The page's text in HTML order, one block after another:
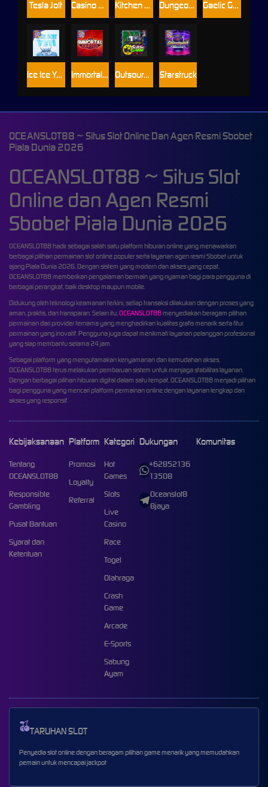
Casino Win Spin
Starstruck
Immortal Fruits
Tesla Jolt Dungeon Quest
Outsourced: Slash Game
Gaelic Gold
Kitchen Drama: Sushi Mania
Ice Ice Yeti
OCEANSLOT88 ~ Situs Slot Online Dan Agen Resmi Sbobet
Piala Dunia 2026
OCEANSLOT88 ~ Situs Slot
Online dan Agen Resmi
Sbobet Piala Dunia 2026
OCEANSLOT88 hadir sebagai salah satu platform hiburan online yang menawarkan
berbagai pilihan permainan slot online populer serta layanan agen resmi Sbobet untuk
ajang Piala Dunia 2026. Dengan sistem yang modern dan akses yang cepat,
OCEANSLOT88 memberikan pengalaman bermain yang nyaman bagi para pengguna di
berbagai perangkat, baik desktop maupun mobile.
Didukung oleh teknologi keamanan terkini, setiap transaksi dilakukan dengan proses yang
aman, praktis, dan transparan. Selain itu, OCEANSLOT88menyediakan beragam pilihan
permainan dari provider ternama yang menghadirkan kualitas grafis menarik serta fitur
permainan yang inovatif. Pengguna juga dapat menikmati layanan pelanggan profesional
yang siap membantu selama 24 jam.
Sebagai platform yang mengutamakan kenyamanan dan kemudahan akses,
OCEANSLOT88 terus melakukan pembaruan sistem untuk menjaga stabilitas layanan.
Dengan berbagai pilihan hiburan digital dalam satu tempat, OCEANSLOT88 menjadi pilihan
bagi pengguna yang mencari platform permainan online dengan layanan lengkap dan
akses yang responsif.
Kebijaksanaan
Tentang
OCEANSLOT88
Responsible
Gambling
Pusat Bantuan
Syarat dan
Ketentuan
Platform
Promosi
Loyalty
Referral
Kategori
Hot
Games
Slots
Live
Casino
Race
Togel
Olahraga
Crash
Game
Arcade
E-Sports
Sabung
Ayam
Dukungan
+62852136
13508
Oceanslot8
8jaya
Komunitas
TARUHAN SLOT
Penyedia slot online dengan beragam pilihan game menarik yang memudahkan
pemain untuk mencapai jackpot